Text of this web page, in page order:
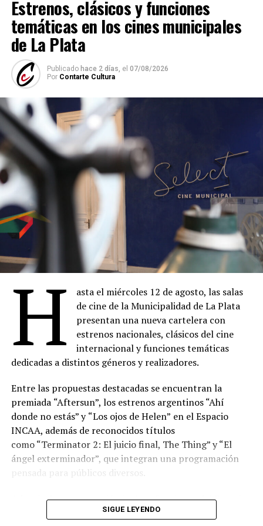
Estrenos, clásicos y funciones
temáticas en los cines municipales
de La Plata
Publicado hace 2 días, el 07/08/2026
Por Contarte Cultura
H
asta el miércoles 12 de agosto, las salas
de cine de la Municipalidad de La Plata
presentan una nueva cartelera con
estrenos nacionales, clásicos del cine
internacional y funciones temáticas
dedicadas a distintos géneros y realizadores.
Entre las propuestas destacadas se encuentran la
premiada “Aftersun”, los estrenos argentinos “Ahí
donde no estás” y “Los ojos de Helen” en el Espacio
INCAA, además de reconocidos títulos
como “Terminator 2: El juicio final, The Thing” y “El
ángel exterminador”, que integran una programación
pensada para públicos diversos.
Además, la programación incluye funciones del Espacio
INCAA y de los ciclos “Misa Nocturna”, “Videódromo”,
SIGUE LEYENDO